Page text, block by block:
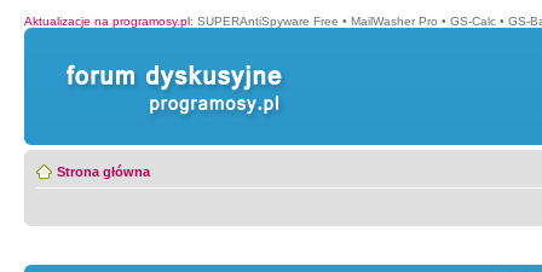
Aktualizacje na programosy.pl: SUPERAntiSpyware Free • MailWasher Pro • GS-Calc • GS-
Strona główna